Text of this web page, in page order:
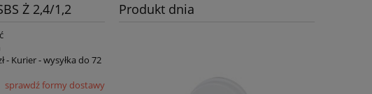
Ż 2,4/1,2
- Kurier - wysyłka do 72
sprawdź formy dostawy
Produkt dnia